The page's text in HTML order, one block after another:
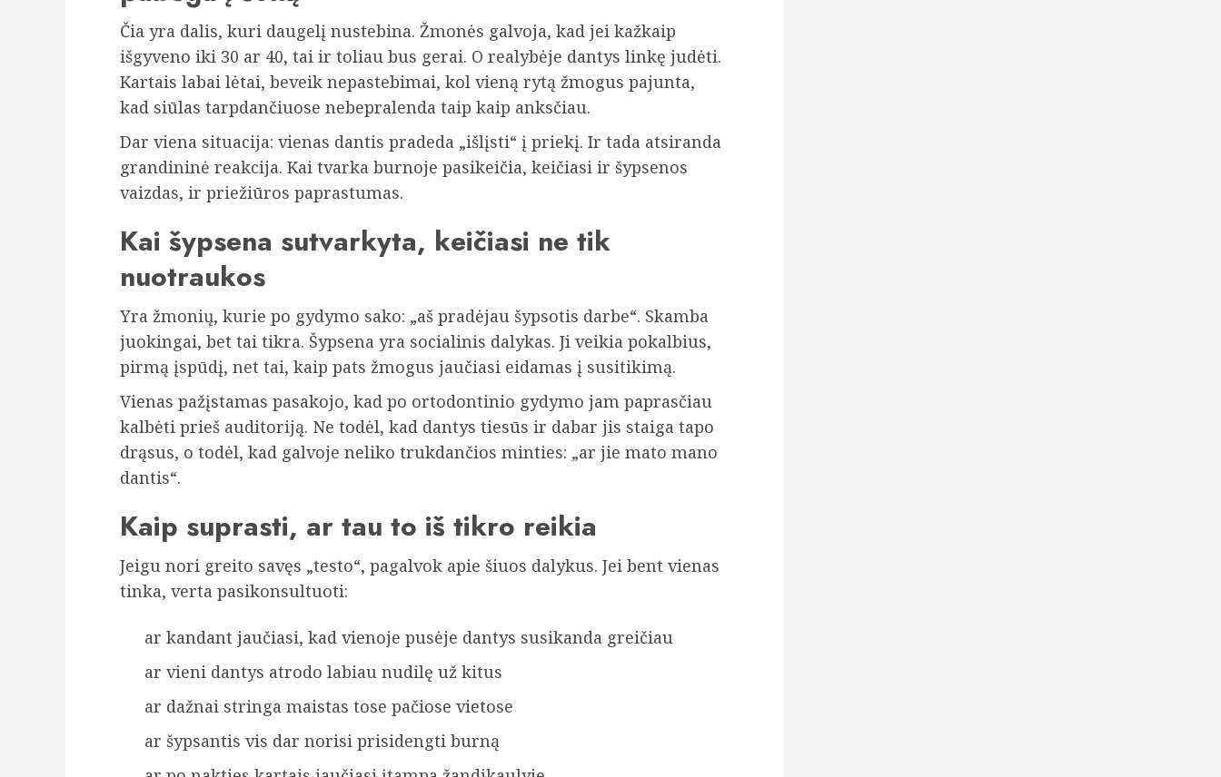
Čia yra dalis, kuri daugelį nustebina. Žmonės galvoja, kad jei kažkaip
išgyveno iki 30 ar 40, tai ir toliau bus gerai. O realybėje dantys linkę judėti.
Kartais labai lėtai, beveik nepastebimai, kol vieną rytą žmogus pajunta,
kad siūlas tarpdančiuose nebepralenda taip kaip anksčiau.
Dar viena situacija: vienas dantis pradeda „išlįsti“ į priekį. Ir tada atsiranda
grandininė reakcija. Kai tvarka burnoje pasikeičia, keičiasi ir šypsenos
vaizdas, ir priežiūros paprastumas.
Kai šypsena sutvarkyta, keičiasi ne tik
nuotraukos
Yra žmonių, kurie po gydymo sako: „aš pradėjau šypsotis darbe“. Skamba
juokingai, bet tai tikra. Šypsena yra socialinis dalykas. Ji veikia pokalbius,
pirmą įspūdį, net tai, kaip pats žmogus jaučiasi eidamas į susitikimą.
Vienas pažįstamas pasakojo, kad po ortodontinio gydymo jam paprasčiau
kalbėti prieš auditoriją. Ne todėl, kad dantys tiesūs ir dabar jis staiga tapo
drąsus, o todėl, kad galvoje neliko trukdančios minties: „ar jie mato mano
dantis“.
Kaip suprasti, ar tau to iš tikro reikia
Jeigu nori greito savęs „testo“, pagalvok apie šiuos dalykus. Jei bent vienas
tinka, verta pasikonsultuoti:
ar kandant jaučiasi, kad vienoje pusėje dantys susikanda greičiau
ar vieni dantys atrodo labiau nudilę už kitus
ar dažnai stringa maistas tose pačiose vietose
ar šypsantis vis dar norisi prisidengti burną